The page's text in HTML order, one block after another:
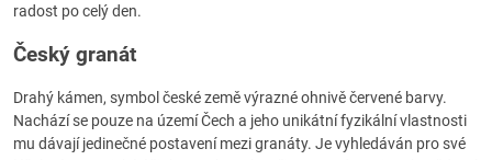
radost po celý den.
Český granát
Drahý kámen, symbol české země výrazné ohnivě červené barvy.
Nachází se pouze na území Čech a jeho unikátní fyzikální vlastnosti
mu dávají jedinečné postavení mezi granáty. Je vyhledáván pro své